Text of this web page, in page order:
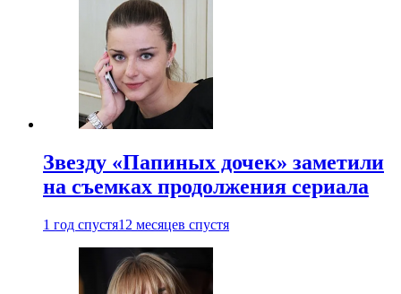
Звезду «Папиных дочек» заметили
на съемках продолжения сериала
1 год спустя12 месяцев спустя